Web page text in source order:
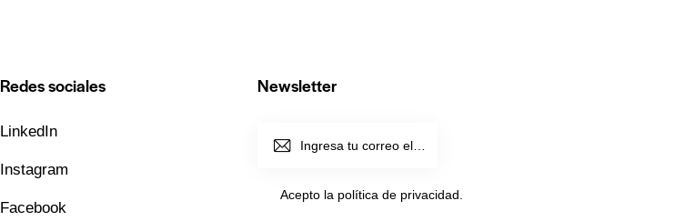
Redes sociales
LinkedIn
Instagram
Facebook
Newsletter
BIRME
Acepto la política de privacidad